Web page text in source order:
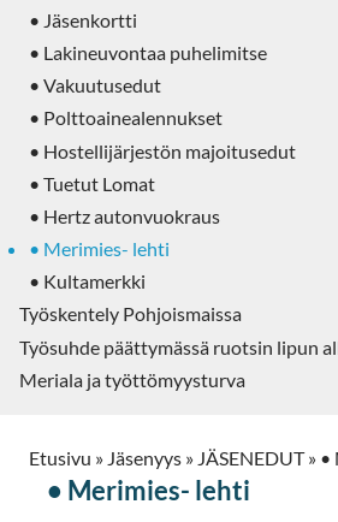
• Jäsenkortti
• Lakineuvontaa puhelimitse
• Vakuutusedut
• Polttoainealennukset
• Hostellijärjestön majoitusedut
• Tuetut Lomat
• Hertz autonvuokraus
• Merimies- lehti
• Kultamerkki
Työskentely Pohjoismaissa
Työsuhde päättymässä ruotsin lipun
Meriala ja työttömyysturva
Etusivu » Jäsenyys » JÄSENEDUT» •
• Merimies- lehti